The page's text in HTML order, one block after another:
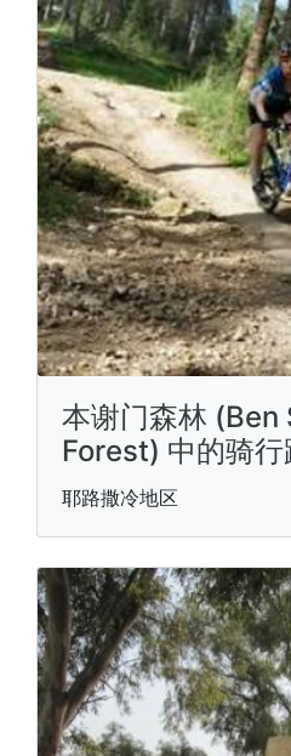
本谢门森林 (Ben
Forest) 中的骑行
耶路撒冷地区